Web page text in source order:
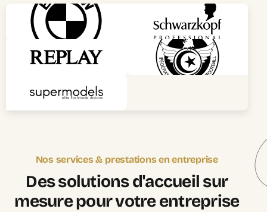
Nos services & prestations en entreprise
Dessolutionsd'accueil sur
mesurepourvotreentreprise